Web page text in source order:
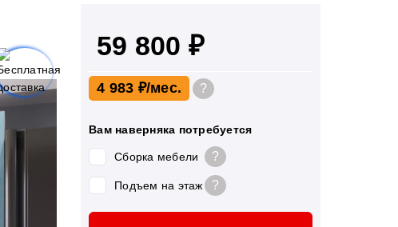
59 800 ₽
4 983 ₽ ?
Вам наверняка потребуется
Сборка мебели ?
Подъем на этаж ?